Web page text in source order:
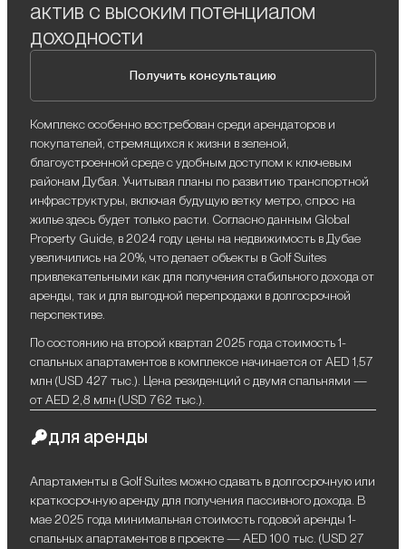
актив с высоким потенциалом
доходности
Получить консультацию
Комплекс особенно востребован среди арендаторов и
покупателей, стремящихся к жизни в зеленой,
благоустроенной среде с удобным доступом к ключевым
районам Дубая. Учитывая планы по развитию транспортной
инфраструктуры, включая будущую ветку метро, спрос на
жилье здесь будет только расти. Согласно данным Global
Property Guide, в 2024 году цены на недвижимость в Дубае
увеличились на 20%, что делает объекты в Golf Suites
привлекательными как для получения стабильного дохода от
аренды, так и для выгодной перепродажи в долгосрочной
перспективе.
По состоянию на второй квартал 2025 года стоимость 1-
спальных апартаментов в комплексе начинается от AED 1,57
млн (USD 427 тыс.). Цена резиденций с двумя спальнями —
от AED 2,8 млн (USD 762 тыс.).
для аренды
Апартаменты в Golf Suites можно сдавать в долгосрочную или
краткосрочную аренду для получения пассивного дохода. В
мае 2025 года минимальная стоимость годовой аренды 1-
спальных апартаментов в проекте — AED 100 тыс. (USD 27